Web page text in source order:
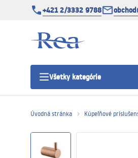
+421 2/3332 9788
Všetky kategórie
Sprchové dvere
Úvodná stránka Kúpeľňové